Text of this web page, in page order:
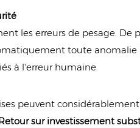
les erreurs de pesage. De
toute anomalie
à l'erreur humaine.
peuvent
sur investissement